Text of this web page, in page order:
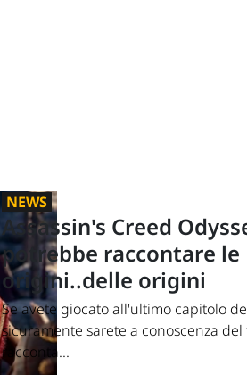
NEWS
Assassin's Creed
potrebbe raccontare le
origini..delle origini
Se avete giocato all'ultimo capitolo
sicuramente sarete a conoscenza del
racconta...